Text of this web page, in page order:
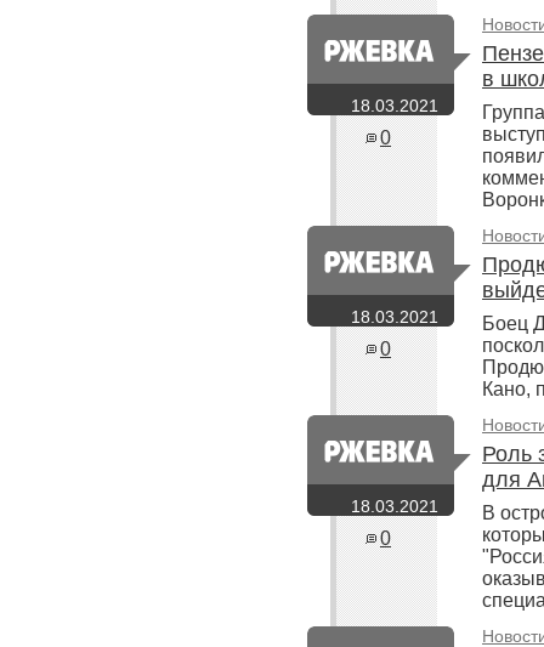
18.03.2021
0
в
18.03.2021
0
Боец
Кано,
18.03.2021
0
Роль
для
В